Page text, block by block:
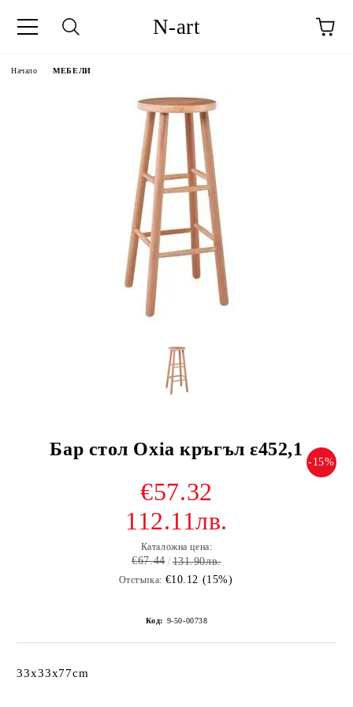
N-art
Начало МЕБЕЛИ
Бар стол Oxia кръгъл ε452,1
-15%
€57.32
112.11лв.
Каталожна цена:
€67.44 131.90лв.
Отстъпка: €10.12 (15%)
Код: 9-50-00738
33x33x77cm